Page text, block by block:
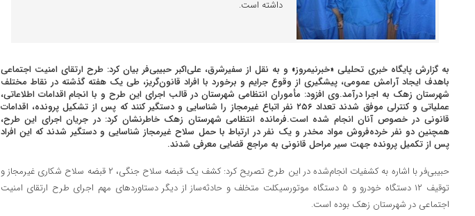
داشته است.
به گزارش پایگاه خبری تحلیلی «خبرنیمروز» و به نقل از سفیرشرق، علی‌اکبر حبیبی‌فر بیان کرد: طرح ارتقای امنیت اجتماعی
باهدف ایجاد آرامش عمومی، پیشگیری از وقوع جرایم و برخورد با افراد قانون‌گریز، طی یک هفته گذشته در نقاط مختلف
شهرستان زهک به اجرا درآمد.وی افزود: مأموران انتظامی شهرستان در قالب اجرای این طرح و با انجام اقدامات اطلاعاتی،
عملیاتی و کنترلی موفق شدند تعداد ۲۵۶ نفر اتباع غیرمجاز را شناسایی و دستگیر کنند که پس از تشکیل پرونده، اقدامات
قانونی در خصوص آنان انجام شده است.فرمانده انتظامی شهرستان زهک خاطرنشان کرد: در جریان اجرای این طرح،
همچنین دو نفر خرده‌فروش مواد مخدر و یک نفر در ارتباط با حمل سلاح غیرمجاز شناسایی و دستگیر شدند که این افراد
پس از تکمیل پرونده جهت سیر مراحل قانونی به مراجع قضایی معرفی شدند.
حبیبی‌فر با اشاره به کشفیات انجام‌شده در این طرح تصریح کرد: کشف یک قبضه سلاح جنگی، ۲ قبضه سلاح شکاری غیرمجاز و
توقیف ۱۲ دستگاه خودرو و ۵ دستگاه موتورسیکلت متخلف و حادثه‌ساز از دیگر دستاوردهای مهم اجرای طرح ارتقای امنیت
اجتماعی در شهرستان زهک بوده است.